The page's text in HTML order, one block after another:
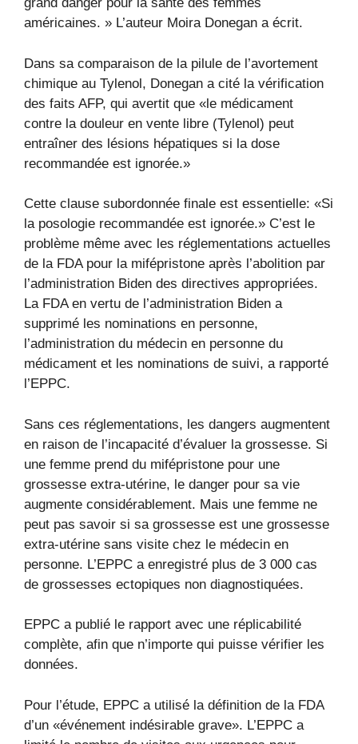
américaines. » L’auteur Moira Donegan a écrit.
Dans sa comparaison de la pilule de l’avortement
chimique au Tylenol, Donegan a cité la vérification
des faits AFP, qui avertit que «le médicament
contre la douleur en vente libre (Tylenol) peut
entraîner des lésions hépatiques si la dose
recommandée est ignorée.»
Cette clause subordonnée finale est essentielle: «Si
la posologie recommandée est ignorée.» C’est le
problème même avec les réglementations actuelles
de la FDA pour la mifépristone après l’abolition par
l’administration Biden des directives appropriées.
La FDA en vertu de l’administration Biden a
supprimé les nominations en personne,
l’administration du médecin en personne du
médicament et les nominations de suivi, a rapporté
l’EPPC.
Sans ces réglementations, les dangers augmentent
en raison de l’incapacité d’évaluer la grossesse. Si
une femme prend du mifépristone pour une
grossesse extra-utérine, le danger pour sa vie
augmente considérablement. Mais une femme ne
peut pas savoir si sa grossesse est une grossesse
extra-utérine sans visite chez le médecin en
personne. L’EPPC a enregistré plus de 3 000 cas
de grossesses ectopiques non diagnostiquées.
EPPC a publié le rapport avec une réplicabilité
complète, afin que n’importe qui puisse vérifier les
données.
Pour l’étude, EPPC a utilisé la définition de la FDA
d’un «événement indésirable grave». L’EPPC a